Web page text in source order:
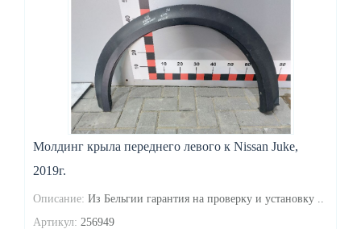
Молдинг крыла переднего левого к Nissan Juke,
2019г.
Описание: Из Бельгии гарантия на проверку и установку ..
Артикул: 256949